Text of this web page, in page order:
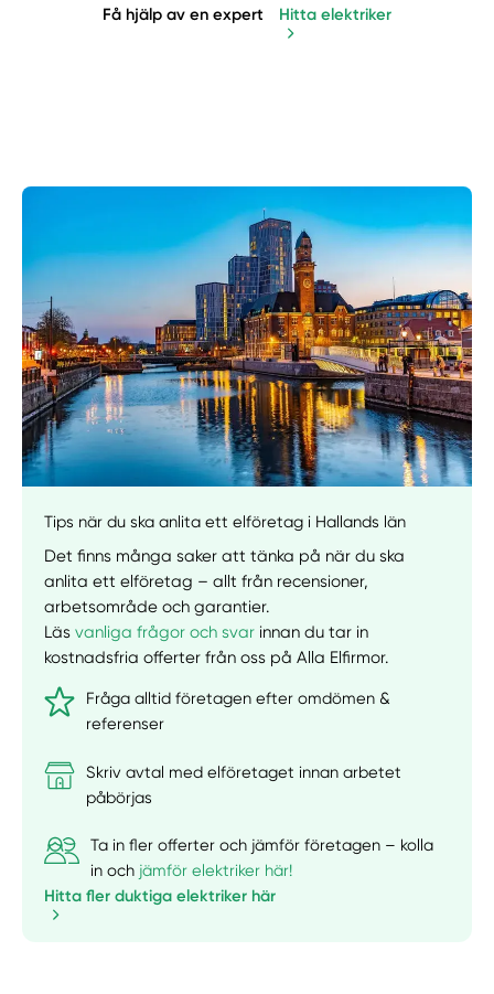
Få hjälp
Välj tillvägagångssätt
Få hjälp av en expert Hitta elektriker
Tips när du ska anlita ett elföretag i Hallands län
Det finns många saker att tänka på när du ska
anlita ett elföretag – allt från recensioner,
arbetsområde och garantier.
Läsvanliga frågor och svar innan du tar in
kostnadsfria offerter från oss på Alla Elfirmor.
Fråga alltid företagen efter omdömen &
referenser
Skriv avtal med elföretaget innan arbetet
påbörjas
Ta in fler offerter och jämför företagen – kolla
in och jämför elektriker här!
Hitta fler duktiga elektriker här